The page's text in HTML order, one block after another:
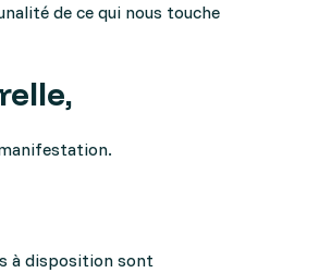
de ce qui nous touche
à disposition sont